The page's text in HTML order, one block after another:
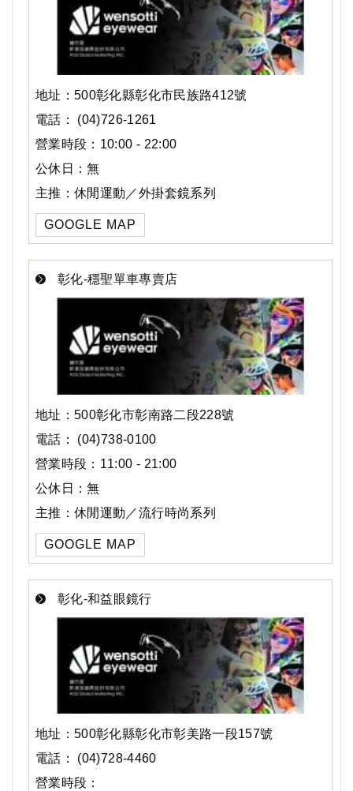
地址：500彰化縣彰化市民族路412號
電話： (04)726-1261
營業時段：10:00 - 22:00
公休日：無
主推：休閒運動／外掛套鏡系列
GOOGLE MAP
彰化-穩聖單車專賣店
地址：500彰化市彰南路二段228號
電話： (04)738-0100
營業時段：11:00 - 21:00
公休日：無
主推：休閒運動／流行時尚系列
GOOGLE MAP
彰化-和益眼鏡行
地址：500彰化縣彰化市彰美路一段157號
電話： (04)728-4460
營業時段：